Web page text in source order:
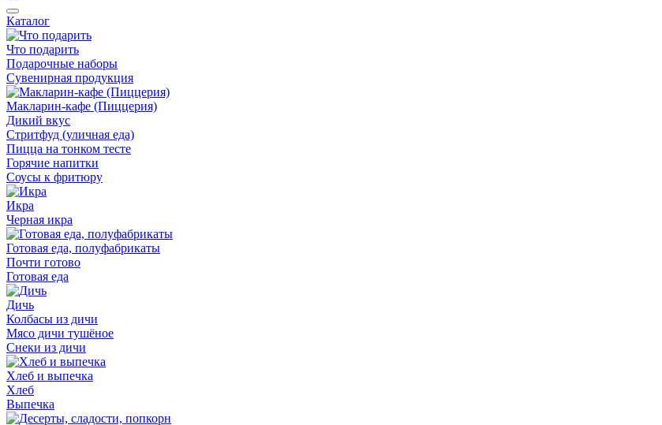
Каталог
Что подарить
Подарочные наборы
Сувенирная продукция
Макларин-кафе (Пиццерия)
Дикий вкус
Стритфуд (уличная еда)
Пицца на тонком тесте
Горячие напитки
Соусы к фритюру
Икра
Черная икра
Готовая еда, полуфабрикаты
Почти готово
Готовая еда
Дичь
Колбасы из дичи
Мясо дичи тушёное
Снеки из дичи
Хлеб и выпечка
Хлеб
Выпечка